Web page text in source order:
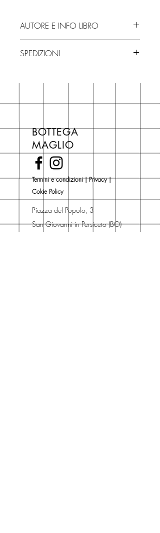
AUTORE E INFO LIBRO
Isbn: 9788855448444
Edizione: 2025
SPEDIZIONI
3/4 giorni, secondo disponibilità
di copertina, escluse le ultime
novità Maglio Editore (vedi etichetta
Novità).
Una volta nel carrello puoi decidere
se acquistare sul sito con
spedizione con corriere o se
risparmiare sulle spese di
spedizione e ritirare il libro presso
Libreria degli Orsi, Piazza del
BOTTEGA
MAGLIO
Termini e condizioni|Privacy|
Cokie Policy
Piazza del Popolo, 3
San Giovanni in Persiceto (BO)